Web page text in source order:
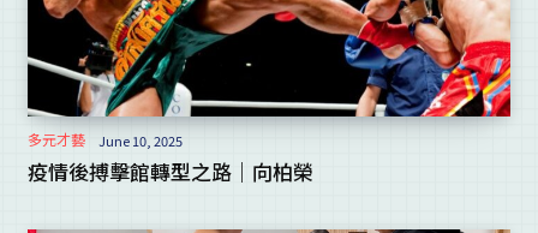
多元才藝 June 10, 2025
疫情後搏擊館轉型之路｜向柏榮